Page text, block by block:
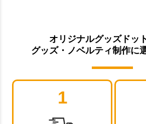
オリジナルグッズドッ
グッズ・ノベルティ制作に
1